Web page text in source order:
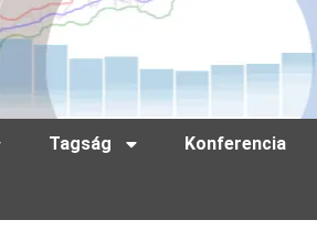
Tagság Konferencia